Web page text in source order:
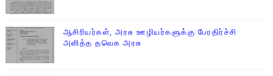
ஆசிரியர்கள், அரசு ஊழியர்களுக்கு பேரதிர்ச்சி
அளித்த தவெக அரசு